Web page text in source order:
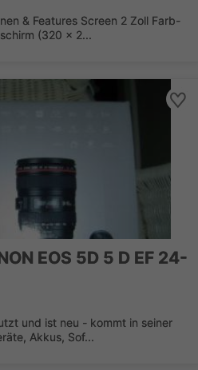
& Features Screen 2 Zoll Farb-
(320 x 2...
5D 5 D EF 24-
und ist neu - kommt in seiner
Akkus, Sof...